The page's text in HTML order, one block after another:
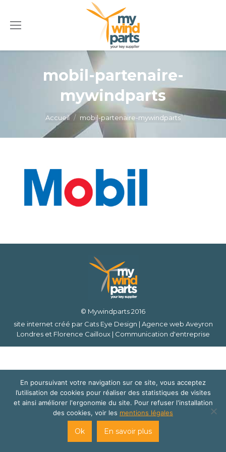
mobil-partenaire-
mywindparts
Vous êtes ici :
Accueil mobil-partenaire-mywindparts
© Mywindparts 2016
site internet créé par Cats Eye Design | Agence web Aveyron
Londreset Florence Cailloux | Communication d'entreprise
En poursuivant votre navigation sur ce site, vous acceptez
l’utilisation de cookies pour réaliser des statistiques de visites
et ainsi améliorer l'ergonomie du site. Pour refuser l'installation
des cookies, voir les mentions légales
Ok En savoir plus